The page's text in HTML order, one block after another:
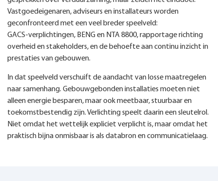
Vastgoedeigenaren, adviseurs en installateurs worden
geconfronteerd met een veel breder speelveld:
GACS‑verplichtingen, BENG en NTA 8800, rapportage richting
overheid en stakeholders, en de behoefte aan continu inzicht in
prestaties van gebouwen.
In dat speelveld verschuift de aandacht van losse maatregelen
naar samenhang. Gebouwgebonden installaties moeten niet
alleen energie besparen, maar ook meetbaar, stuurbaar en
toekomstbestendig zijn. Verlichting speelt daarin een sleutelrol.
Niet omdat het wettelijk expliciet verplicht is, maar omdat het
praktisch bijna onmisbaar is als databron en communicatielaag.